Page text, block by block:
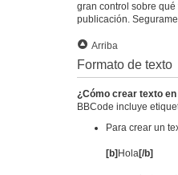
gran control sobre
publicación.
Arriba
Formato de texto
¿Cómo crear texto
BBCode incluye
Para crear un
[b]Hola[/b]